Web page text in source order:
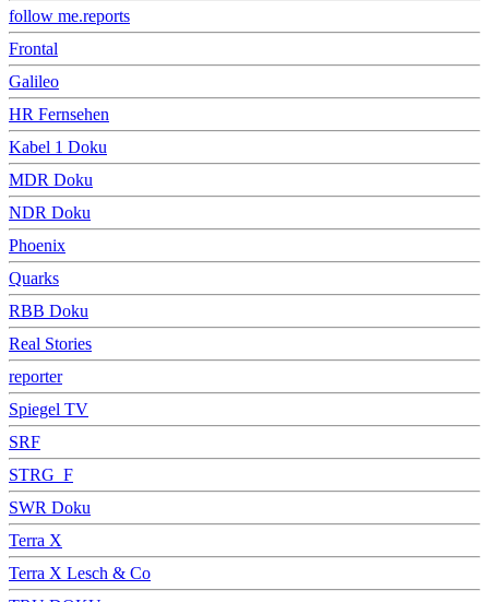
follow me.reports
Frontal
Galileo
HR Fernsehen
Kabel 1 Doku
MDR Doku
NDR Doku
Phoenix
Quarks
RBB Doku
Real Stories
reporter
Spiegel TV
SRF
STRG_F
SWR Doku
Terra X
Terra X Lesch & Co